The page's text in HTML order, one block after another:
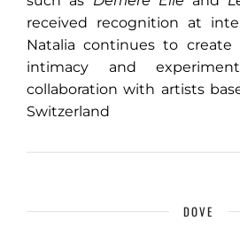
received recognition at
Natalia continues to
intimacy and
collaboration with artists
Switzerland
DOVE